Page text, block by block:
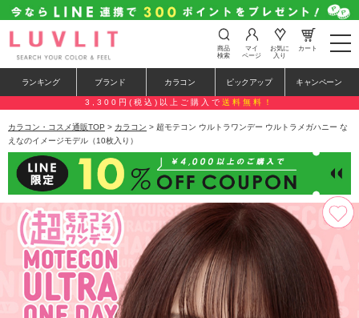
t
o
e
n
a
a
i
o
n
商品
検索
マイ
ページ
お気に
入り
カート
ランキング ブランド カラコン ピックアップ キャンペーン
3,300円(税込)以上ご購入で 送料無料！
カラコン・コスメ通販TOP > カラコン > 超モテコン ウルトラワンデー ウルトラメガハニー な
えなのイメージモデル（10枚入り）